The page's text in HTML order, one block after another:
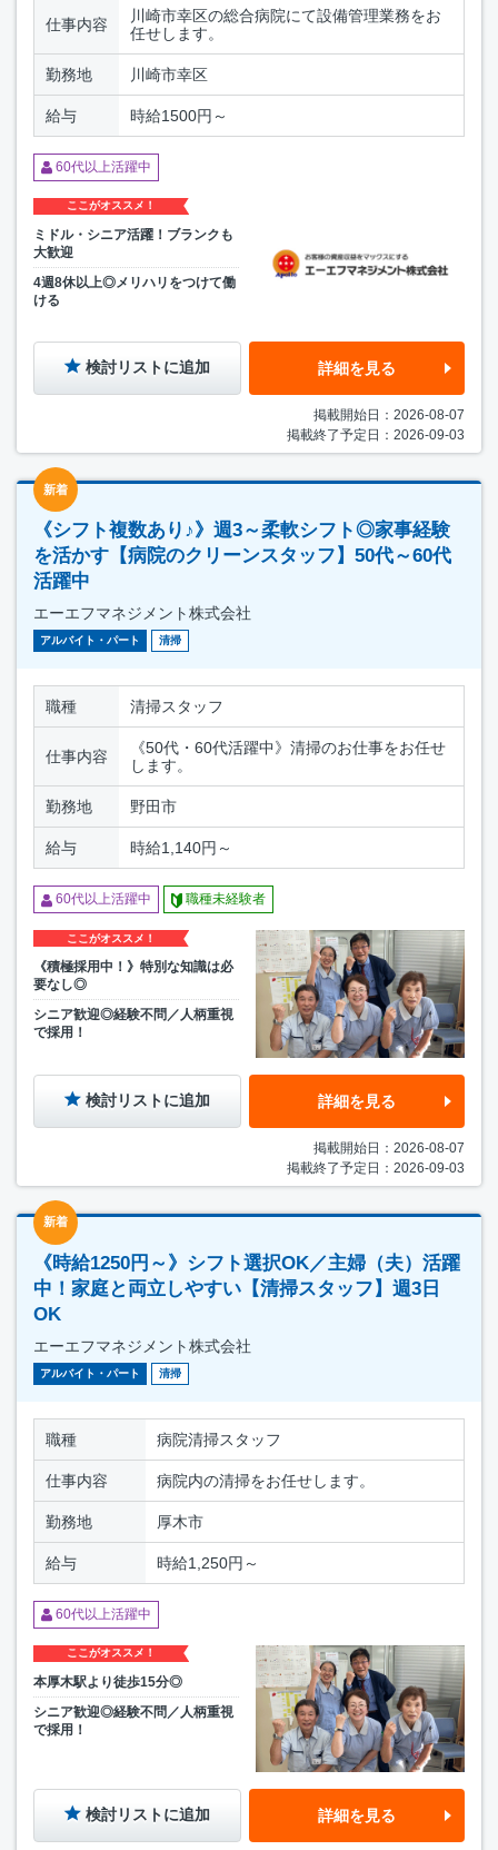
仕事内容
川崎市幸区の総合病院にて設備管理業務をお
任せします。
勤務地 川崎市幸区
給与 時給1500円～
60代以上活躍中
ここがオススメ！
ミドル・シニア活躍！ブランクも
大歓迎
4週8休以上◎メリハリをつけて働
ける
検討リストに追加 詳細を見る
掲載開始日：2026-08-07
掲載終了予定日：2026-09-03
新着
《シフト複数あり♪》週3～柔軟シフト◎家事経験
を活かす【病院のクリーンスタッフ】50代～60代
活躍中
エーエフマネジメント株式会社
アルバイト・パート 清掃
職種 清掃スタッフ
仕事内容
《50代・60代活躍中》清掃のお仕事をお任せ
します。
勤務地 野田市
給与 時給1,140円～
60代以上活躍中 職種未経験者
ここがオススメ！
《積極採用中！》特別な知識は必
要なし◎
シニア歓迎◎経験不問／人柄重視
で採用！
検討リストに追加 詳細を見る
掲載開始日：2026-08-07
掲載終了予定日：2026-09-03
新着
《時給1250円～》シフト選択OK／主婦（夫）活躍
中！家庭と両立しやすい【清掃スタッフ】週3日
OK
エーエフマネジメント株式会社
アルバイト・パート 清掃
職種 病院清掃スタッフ
仕事内容 病院内の清掃をお任せします。
勤務地 厚木市
給与 時給1,250円～
60代以上活躍中
ここがオススメ！
本厚木駅より徒歩15分◎
シニア歓迎◎経験不問／人柄重視
で採用！
検討リストに追加 詳細を見る